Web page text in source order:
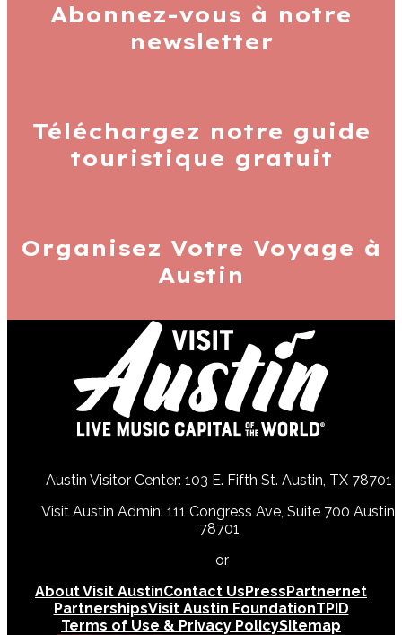
Abonnez-vous à notre
newsletter
Téléchargez notre guide
touristique gratuit
Organisez Votre Voyage à
Austin
Austin Visitor Center: 103 E. Fifth St. Austin, TX 78701
Visit Austin Admin: 111 Congress Ave, Suite 700 Austin,
78701
or
About Visit AustinContact UsPressPartnernet
PartnershipsVisit Austin FoundationTPID
Terms of Use & Privacy PolicySitemap